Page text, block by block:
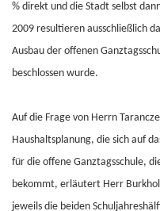
% direkt und die Stadt selbst
2009 resultieren ausschließlich
Ausbau der offenen
beschlossen wurde.
Auf die Frage von Herrn
Haushaltsplanung, die sich auf
für die offene Ganztagsschule,
bekommt, erläutert Herr
jeweils die beiden